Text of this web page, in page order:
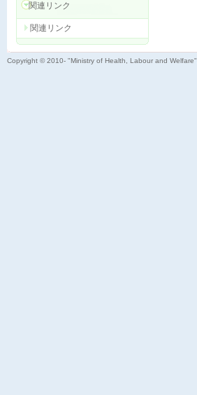
関連リンク
関連リンク
Copyright © 2010- "Ministry of Health, Labour and